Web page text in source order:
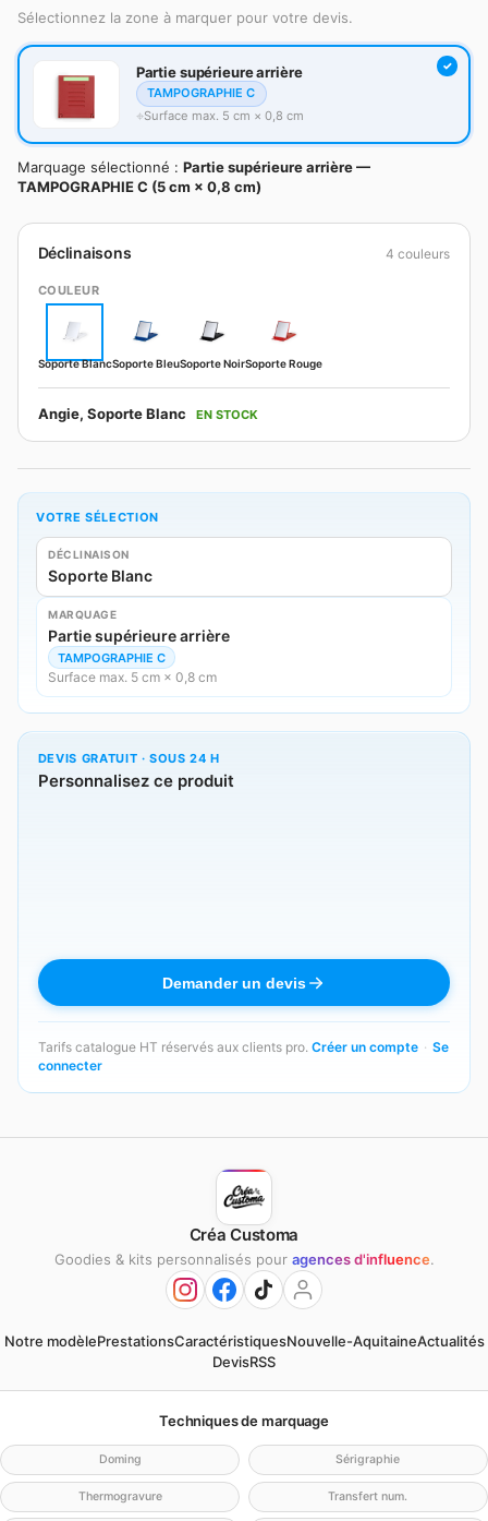
Sélectionnez la zone à marquer pour votre devis.
Partie supérieure arrière
TAMPOGRAPHIE C
Surface max. 5 cm × 0,8 cm
Marquage sélectionné : Partie supérieure arrière —
TAMPOGRAPHIE C (5 cm × 0,8 cm)
Déclinaisons 4 couleurs
COULEUR
Soporte BlancSoporte BleuSoporte NoirSoporte Rouge
Angie, Soporte Blanc EN STOCK
VOTRE SÉLECTION
DÉCLINAISON
Soporte Blanc
MARQUAGE
Partie supérieure arrière
TAMPOGRAPHIE C
Surface max. 5 cm × 0,8 cm
DEVIS GRATUIT · SOUS 24 H
Personnalisez ce produit
Demander un devis
Tarifs catalogue HT réservés aux clients pro. Créer un compte · Se
connecter
Créa Customa
Goodies & kits personnalisés pour agences d'influence.
Notre modèlePrestationsCaractéristiquesNouvelle-AquitaineActualités
DevisRSS
Techniques de marquage
Doming Sérigraphie
Thermogravure Transfert num.